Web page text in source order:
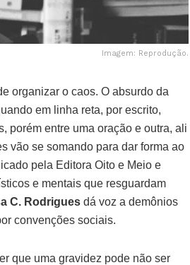
Imagem: Reprodução.
organizar o caos. O absurdo da
em linha reta, por escrito,
porém entre uma oração e outra, ali
vão se somando para dar forma ao
pela Editora Oito e Meio e
e mentais que resguardam
C. Rodrigues dá voz a demônios
convenções sociais.
que uma gravidez pode não ser